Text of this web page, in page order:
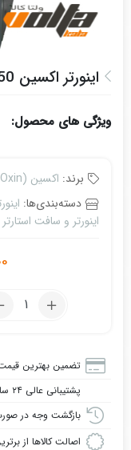
اینورتر اکسین 250 کیلو وات مدل ABO620
ویژگی های محصول:
برند: اکسین (Oxin)
دسته‌بندی‌ها:
اینورتر و سافت استارتر
تعداد:
کیلو
وات
مدل
ABO620
تضمین بهترین قیمت
پشتیبانی عالی ۲۴ ساعته، ۷ روز هفته
بازگشت وجه در
اصالت کالاها از